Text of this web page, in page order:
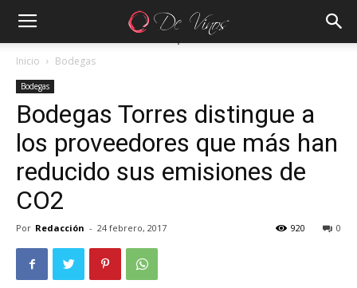
Inicio Bodegas
Bodegas
Bodegas Torres distingue a
los proveedores que más han
reducido sus emisiones de
CO2
Por Redacción - 24 febrero, 2017 0
920